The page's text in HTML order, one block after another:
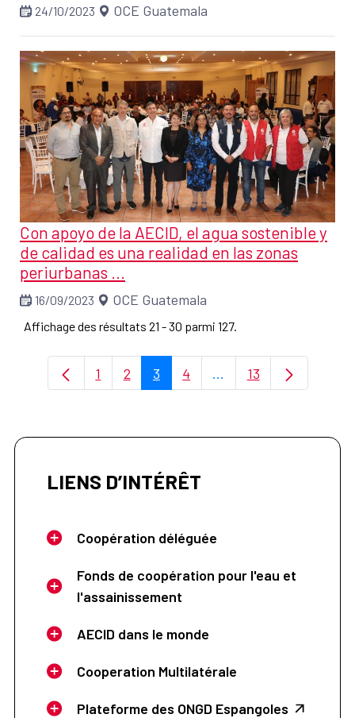
24/10/2023 OCE Guatemala
Con apoyo de la AECID, el agua sostenible y
de calidad es una realidad en las zonas
periurbanas ...
16/09/2023 OCE Guatemala
Affichage des résultats 21 - 30 parmi 127.
Page
1 Page
2 Page
3 Page
4 ...Pages intermédiaires
Page
13
LIENS D’INTÉRÊT
Coopération déléguée
Fonds de coopération pour l'eau et
l'assainissement
AECID dans le monde
Cooperation Multilatérale
Plateforme des ONGD Espangoles